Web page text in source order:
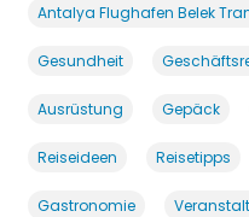
Antalya Flughafen Belek
Gesundheit
Ausrüstung Gepäck
Reiseideen Reisetipps
Gastronomie